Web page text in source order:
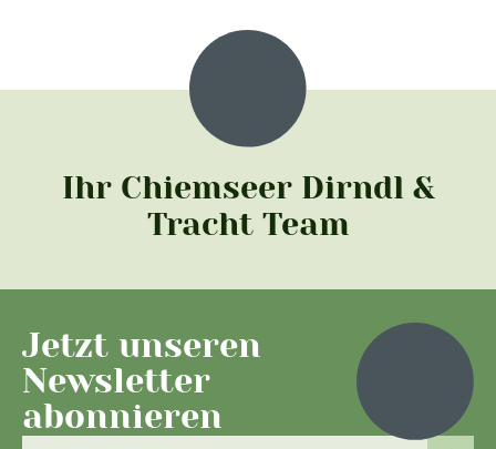
Ihr Chiemseer Dirndl &
Tracht Team
Jetzt unseren
Newsletter
abonnieren